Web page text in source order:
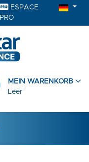
ESPACE
PRO
MEIN WARENKORB
Leer